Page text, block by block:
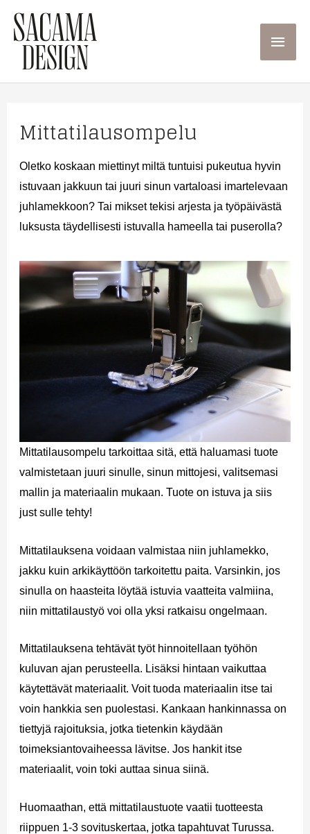
Siirry
sisältöön
Mittatilausompelu
Oletko koskaan miettinyt miltä tuntuisi pukeutua hyvin
istuvaan jakkuun tai juuri sinun vartaloasi imartelevaan
juhlamekkoon? Tai mikset tekisi arjesta ja työpäivästä
luksusta täydellisesti istuvalla hameella tai puserolla?
Mittatilausompelu tarkoittaa sitä, että haluamasi tuote
valmistetaan juuri sinulle, sinun mittojesi, valitsemasi
mallin ja materiaalin mukaan. Tuote on istuva ja siis
just sulle tehty!
Mittatilauksena voidaan valmistaa niin juhlamekko,
jakku kuin arkikäyttöön tarkoitettu paita. Varsinkin, jos
sinulla on haasteita löytää istuvia vaatteita valmiina,
niin mittatilaustyö voi olla yksi ratkaisu ongelmaan.
Mittatilauksena tehtävät työt hinnoitellaan työhön
kuluvan ajan perusteella. Lisäksi hintaan vaikuttaa
käytettävät materiaalit. Voit tuoda materiaalin itse tai
voin hankkia sen puolestasi. Kankaan hankinnassa on
tiettyjä rajoituksia, jotka tietenkin käydään
toimeksiantovaiheessa lävitse. Jos hankit itse
materiaalit, voin toki auttaa sinua siinä.
Huomaathan, että mittatilaustuote vaatii tuotteesta
riippuen 1-3 sovituskertaa, jotka tapahtuvat Turussa.